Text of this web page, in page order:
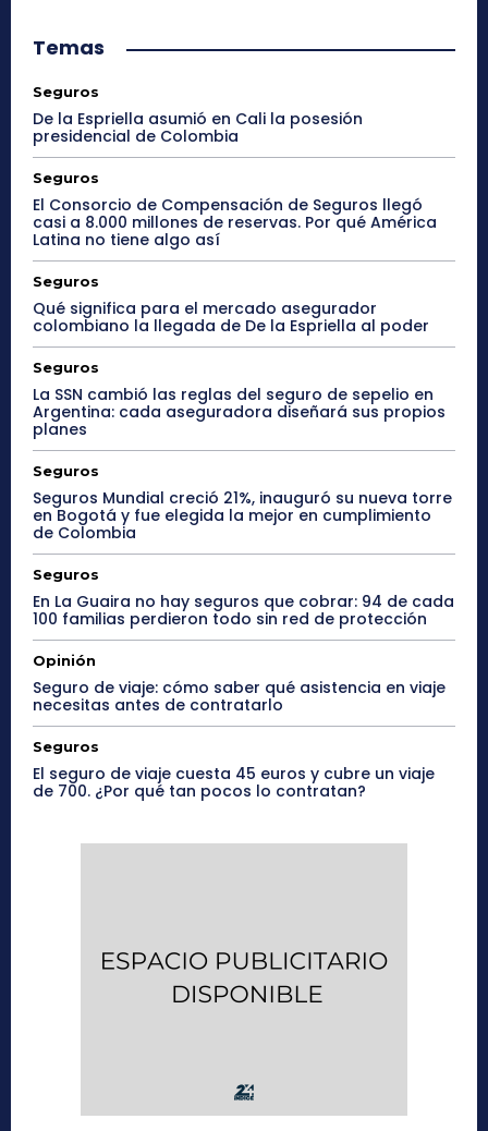
Temas
Seguros
De la Espriella asumió en Cali la posesión
presidencial de Colombia
Seguros
El Consorcio de Compensación de Seguros llegó
casi a 8.000 millones de reservas. Por qué América
Latina no tiene algo así
Seguros
Qué significa para el mercado asegurador
colombiano la llegada de De la Espriella al poder
Seguros
La SSN cambió las reglas del seguro de sepelio en
Argentina: cada aseguradora diseñará sus propios
planes
Seguros
Seguros Mundial creció 21%, inauguró su nueva torre
en Bogotá y fue elegida la mejor en cumplimiento
de Colombia
Seguros
En La Guaira no hay seguros que cobrar: 94 de cada
100 familias perdieron todo sin red de protección
Opinión
Seguro de viaje: cómo saber qué asistencia en viaje
necesitas antes de contratarlo
Seguros
El seguro de viaje cuesta 45 euros y cubre un viaje
de 700. ¿Por qué tan pocos lo contratan?